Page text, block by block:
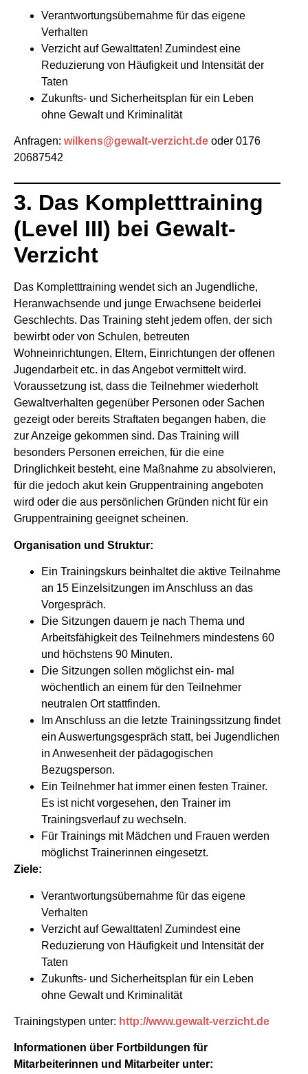
Verantwortungsübernahme für das eigene
Verhalten
Verzicht auf Gewalttaten! Zumindest eine
Reduzierung von Häufigkeit und Intensität der
Taten
Zukunfts- und Sicherheitsplan für ein Leben
ohne Gewalt und Kriminalität
Anfragen: wilkens@gewalt-verzicht.de oder 0176
20687542
3. Das Kompletttraining
(Level III) bei Gewalt-
Verzicht
Das Kompletttraining wendet sich an Jugendliche,
Heranwachsende und junge Erwachsene beiderlei
Geschlechts. Das Training steht jedem offen, der sich
bewirbt oder von Schulen, betreuten
Wohneinrichtungen, Eltern, Einrichtungen der offenen
Jugendarbeit etc. in das Angebot vermittelt wird.
Voraussetzung ist, dass die Teilnehmer wiederholt
Gewaltverhalten gegenüber Personen oder Sachen
gezeigt oder bereits Straftaten begangen haben, die
zur Anzeige gekommen sind. Das Training will
besonders Personen erreichen, für die eine
Dringlichkeit besteht, eine Maßnahme zu absolvieren,
für die jedoch akut kein Gruppentraining angeboten
wird oder die aus persönlichen Gründen nicht für ein
Gruppentraining geeignet scheinen.
Organisation und Struktur:
Ein Trainingskurs beinhaltet die aktive Teilnahme
an 15 Einzelsitzungen im Anschluss an das
Vorgespräch.
Die Sitzungen dauern je nach Thema und
Arbeitsfähigkeit des Teilnehmers mindestens 60
und höchstens 90 Minuten.
Die Sitzungen sollen möglichst ein- mal
wöchentlich an einem für den Teilnehmer
neutralen Ort stattfinden.
Im Anschluss an die letzte Trainingssitzung findet
ein Auswertungsgespräch statt, bei Jugendlichen
in Anwesenheit der pädagogischen
Bezugsperson.
Ein Teilnehmer hat immer einen festen Trainer.
Es ist nicht vorgesehen, den Trainer im
Trainingsverlauf zu wechseln.
Für Trainings mit Mädchen und Frauen werden
möglichst Trainerinnen eingesetzt.
Ziele:
Verantwortungsübernahme für das eigene
Verhalten
Verzicht auf Gewalttaten! Zumindest eine
Reduzierung von Häufigkeit und Intensität der
Taten
Zukunfts- und Sicherheitsplan für ein Leben
ohne Gewalt und Kriminalität
Trainingstypen unter: http://www.gewalt-verzicht.de
Informationen über Fortbildungen für
Mitarbeiterinnen und Mitarbeiter unter: